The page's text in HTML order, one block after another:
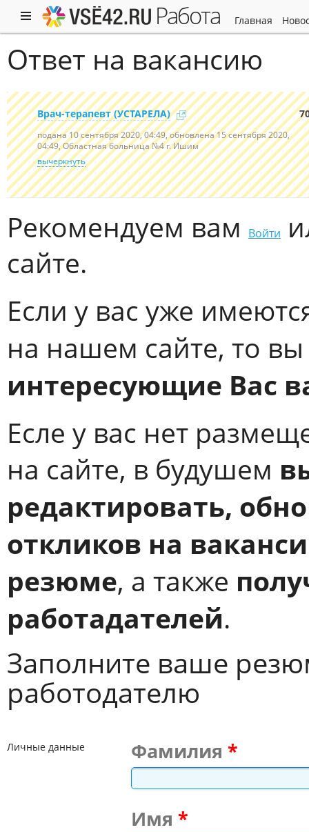
работа главная
Ответ на вакансию
Врач-терапевт (УСТАРЕЛА)
подана 10 сентября 2020, 04:49, обновлена 15 сентября 2020,
04:49, Областная больница №4 г. Ишим
вычеркнуть
Рекомендуем вам Войти
сайте.
Если у вас уже
на нашем сайте, то
интересующие Вас
Есле у вас нет
на сайте, в будушем
редактировать,
откликов на
резюме, а также
работадателей.
Заполните ваше
работодателю
Личные данные Фамилия
Имя